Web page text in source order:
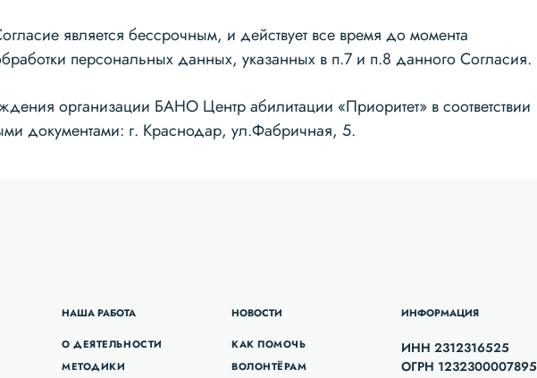
является бессрочным, и действует все время до момента
персональных данных, указанных в п.7 и п.8 данного Согласия.
организации БАНО Центр абилитации «Приоритет» в соответствии
документами: г. Краснодар, ул.Фабричная, 5.
НАША РАБОТА
О ДЕЯТЕЛЬНОСТИ
МЕТОДИКИ
НОВОСТИ
КАК ПОМОЧЬ
ВОЛОНТЁРАМ
ИНФОРМАЦИЯ
ИНН 2312316525
ОГРН 1232300007895